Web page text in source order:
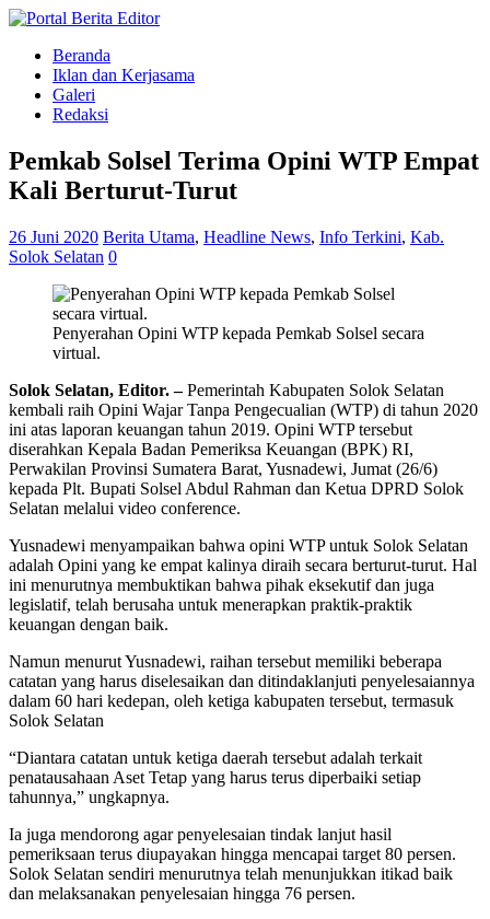
Beranda
Iklan dan Kerjasama
Galeri
Redaksi
Pemkab Solsel Terima Opini WTP Empat
Kali Berturut-Turut
26 Juni 2020 Berita Utama, Headline News, Info Terkini, Kab.
Solok Selatan 0
Penyerahan Opini WTP kepada Pemkab Solsel secara
virtual.
Solok Selatan, Editor. –Pemerintah Kabupaten Solok Selatan
kembali raih Opini Wajar Tanpa Pengecualian (WTP) di tahun 2020
ini atas laporan keuangan tahun 2019. Opini WTP tersebut
diserahkan Kepala Badan Pemeriksa Keuangan (BPK) RI,
Perwakilan Provinsi Sumatera Barat, Yusnadewi, Jumat (26/6)
kepada Plt. Bupati Solsel Abdul Rahman dan Ketua DPRD Solok
Selatan melalui video conference.
Yusnadewi menyampaikan bahwa opini WTP untuk Solok Selatan
adalah Opini yang ke empat kalinya diraih secara berturut-turut. Hal
ini menurutnya membuktikan bahwa pihak eksekutif dan juga
legislatif, telah berusaha untuk menerapkan praktik-praktik
keuangan dengan baik.
Namun menurut Yusnadewi, raihan tersebut memiliki beberapa
catatan yang harus diselesaikan dan ditindaklanjuti penyelesaiannya
dalam 60 hari kedepan, oleh ketiga kabupaten tersebut, termasuk
Solok Selatan
“Diantara catatan untuk ketiga daerah tersebut adalah terkait
penatausahaan Aset Tetap yang harus terus diperbaiki setiap
tahunnya,” ungkapnya.
Ia juga mendorong agar penyelesaian tindak lanjut hasil
pemeriksaan terus diupayakan hingga mencapai target 80 persen.
Solok Selatan sendiri menurutnya telah menunjukkan itikad baik
dan melaksanakan penyelesaian hingga 76 persen.